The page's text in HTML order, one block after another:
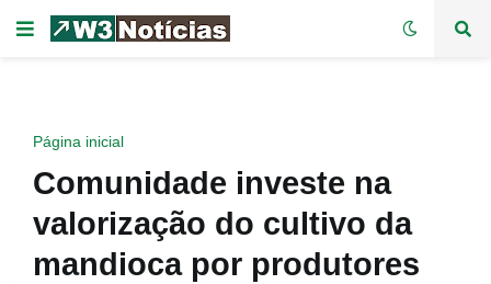
Página inicial
Comunidade investe na
valorização do cultivo da
mandioca por produtores